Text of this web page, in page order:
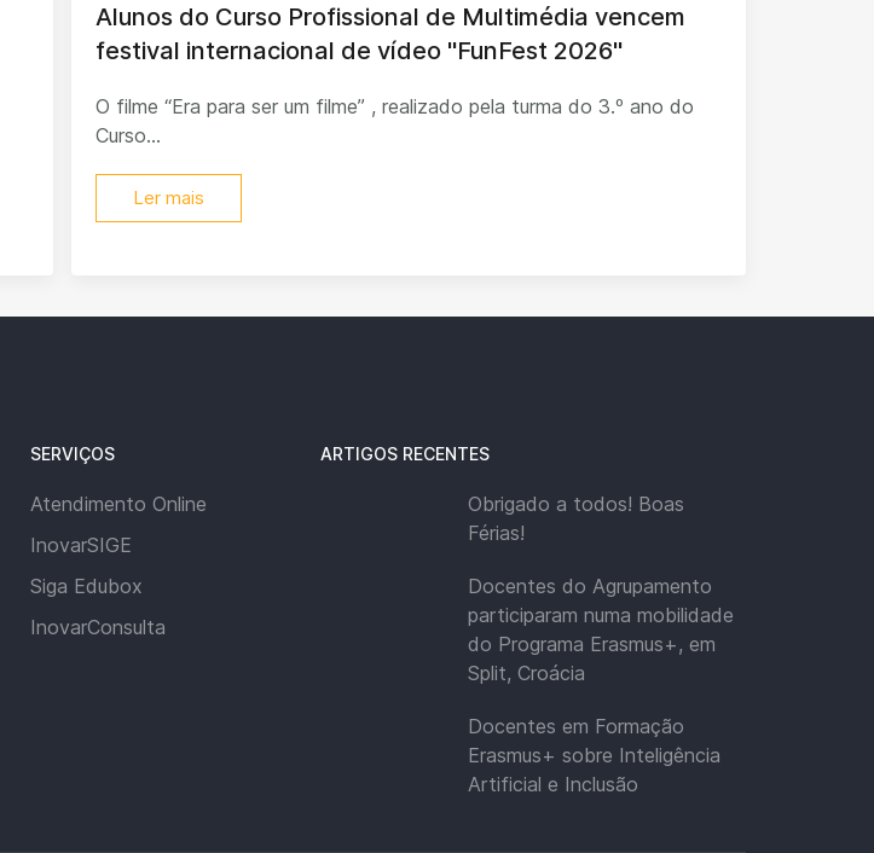
Alunos do Curso Profissional de Multimédia vencem
festival internacional de vídeo "FunFest 2026"
O filme “Era para ser um filme” , realizado pela turma do 3.º ano do
Curso...
Ler mais
SERVIÇOS
Atendimento Online
InovarSIGE
Siga Edubox
InovarConsulta
ARTIGOS RECENTES
Obrigado a todos! Boas
Férias!
Docentes do Agrupamento
participaram numa mobilidade
do Programa Erasmus+, em
Split, Croácia
Docentes em Formação
Erasmus+ sobre Inteligência
Artificial e Inclusão